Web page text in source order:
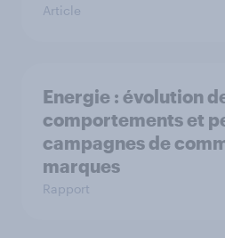
Article
Energie : évolution
comportements et
campagnes de
marques
Rapport